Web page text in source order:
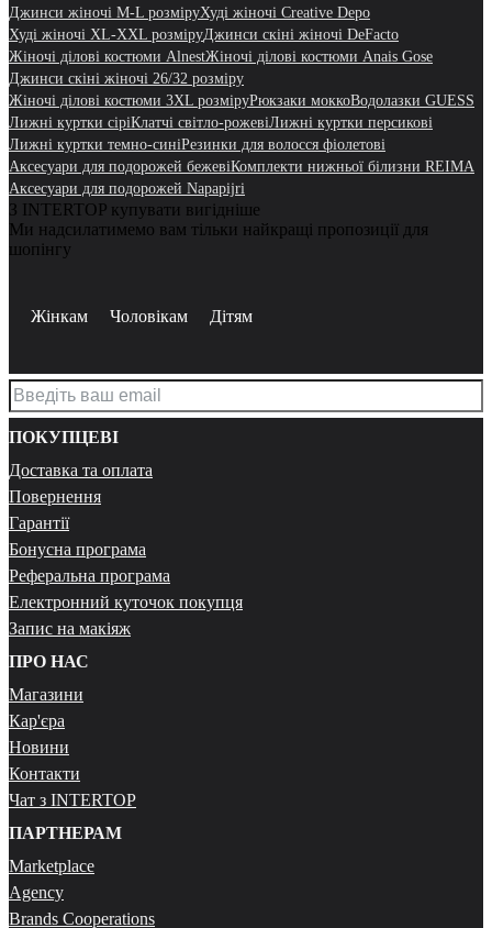
Джинси жіночі M-L розміруХуді жіночі Creative Depo
Худі жіночі XL-XXL розміруДжинси скіні жіночі DeFacto
Жіночі ділові костюми AlnestЖіночі ділові костюми Anais Gose
Джинси скіні жіночі 26/32 розміру
Жіночі ділові костюми 3XL розміруРюкзаки моккоВодолазки GUESS
Лижні куртки сіріКлатчі світло-рожевіЛижні куртки персикові
Лижні куртки темно-синіРезинки для волосся фіолетові
Аксесуари для подорожей бежевіКомплекти нижньої білизни REIMA
Аксесуари для подорожей Napapijri
З INTERTOP купувати вигідніше
Ми надсилатимемо вам тільки найкращі пропозиції для
шопінгу
Жінкам Чоловікам Дітям
ПОКУПЦЕВІ
Доставка та оплата
Повернення
Гарантії
Бонусна програма
Реферальна програма
Електронний куточок покупця
Запис на макіяж
ПРО НАС
Магазини
Кар'єра
Новини
Контакти
Чат з INTERTOP
ПАРТНЕРАМ
Marketplace
Agency
Brands Cooperations